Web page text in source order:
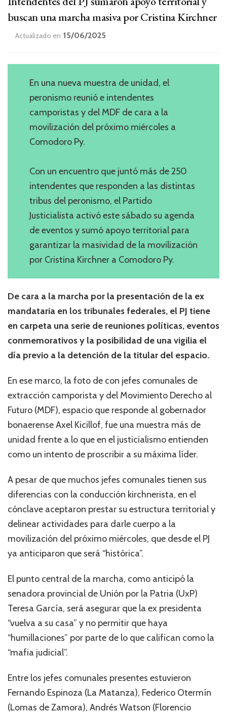
buscan una marcha masiva por Cristina Kirchner
Actualizado en 15/06/2025
En una nueva muestra de unidad, el
peronismo reunió e intendentes
camporistas y del MDF de cara a la
movilización del próximo miércoles a
Comodoro Py.
Con un encuentro que juntó más de 250
intendentes que responden a las distintas
tribus del peronismo, el Partido
Justicialista activó este sábado su agenda
de eventos y sumó apoyo territorial para
garantizar la masividad de la movilización
por Cristina Kirchner a Comodoro Py.
De cara a la marcha por la presentación de la ex
mandataria en los tribunales federales, el PJ tiene
en carpeta una serie de reuniones políticas, eventos
conmemorativos y la posibilidad de una vigilia el
día previo a la detención de la titular del espacio.
En ese marco, la foto de con jefes comunales de
extracción camporista y del Movimiento Derecho al
Futuro (MDF), espacio que responde al gobernador
bonaerense Axel Kicillof, fue una muestra más de
unidad frente a lo que en el justicialismo entienden
como un intento de proscribir a su máxima líder.
A pesar de que muchos jefes comunales tienen sus
diferencias con la conducción kirchnerista, en el
cónclave aceptaron prestar su estructura territorial y
delinear actividades para darle cuerpo a la
movilización del próximo miércoles, que desde el PJ
ya anticiparon que será “histórica”.
El punto central de la marcha, como anticipó la
senadora provincial de Unión por la Patria (UxP)
Teresa García, será asegurar que la ex presidenta
“vuelva a su casa” y no permitir que haya
“humillaciones” por parte de lo que califican como la
“mafia judicial”.
Entre los jefes comunales presentes estuvieron
Fernando Espinoza (La Matanza), Federico Otermín
(Lomas de Zamora), Andrés Watson (Florencio